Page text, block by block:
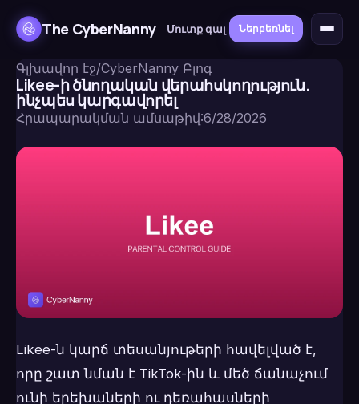
The CyberNanny Մուտք գալ Ներբեռնել
Գլխավոր էջ/CyberNanny Բլոգ
Likee-ի ծնողական վերահսկողություն.
ինչպես կարգավորել
Հրապարակման ամսաթիվ:6/28/2026
Likee-ն կարճ տեսանյութերի հավելված է,
որը շատ նման է TikTok-ին և մեծ ճանաչում
ունի երեխաների ու դեռահասների